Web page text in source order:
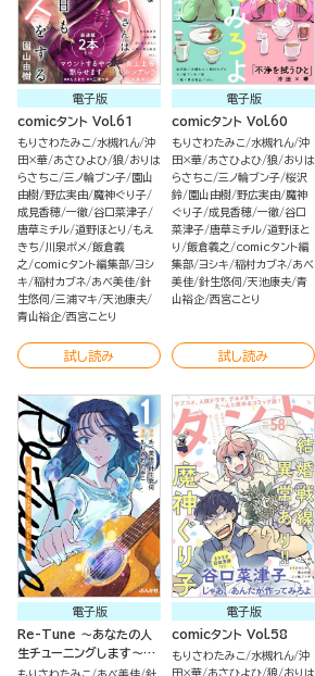
電子版
comicタント Vol.61
もりさわたみこ 水槻れん 沖
田×華 あさひよひ 狼 おりは
らさちこ 三ノ輪ブン子 園山
由樹 野広実由 魔神ぐり子
成見香穂 一徹 谷口菜津子
唐草ミチル 道野ほとり
もえ
きち
川泉ポメ 飯倉義
之
comicタント編集部 ヨシ
キ 稲村カブネ あべ美佳 針
生悠伺 三浦マキ 天池康夫
青山裕企 西宮ことり
試し読み
電子版
comicタント Vol.60
もりさわたみこ 水槻れん 沖
田×華 あさひよひ 狼 おりは
らさちこ 三ノ輪ブン子 桜沢
鈴 園山由樹 野広実由 魔神
ぐり子 成見香穂 一徹 谷口
菜津子 唐草ミチル 道野ほと
り
飯倉義之
comicタント編
集部 ヨシキ 稲村カブネ あべ
美佳 針生悠伺 天池康夫 青
山裕企 西宮ことり
試し読み
電子版
Re-Tune ～あなたの人
生チューニングします～
（1）
電子版
comicタント Vol.58
もりさわたみこ 水槻れん 沖
田×華 あさひよひ 狼 おりは